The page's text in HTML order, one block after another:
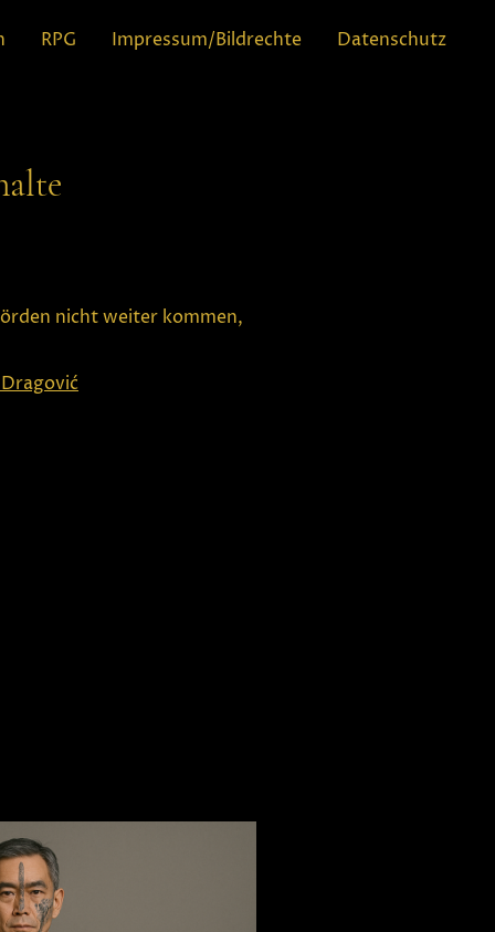
RPG Impressum/Bildrechte Datenschutz
nicht weiter kommen,